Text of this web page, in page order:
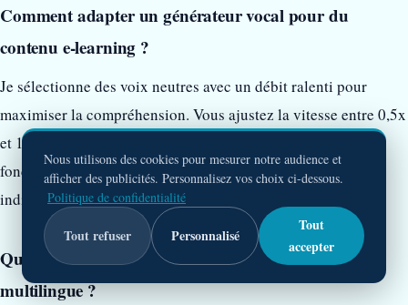
Comment adapter un générateur vocal pour du
contenu e-learning ?
Je sélectionne des voix neutres avec un débit ralenti pour
maximiser la compréhension. Vous ajustez la vitesse entre 0,5x
et 1x et privilégiez la clarté sur l’aspect émotionnel. Les
fonctionnalités de pause et d’emphase deviennent
indispensables pour structurer votre contenu pédagogique.
Quels critères vérifier pour un usage professionnel
multilingue ?
Nous utilisons des cookies pour mesurer notre audience et
afficher des publicités. Personnalisez vos choix ci-dessous.
Politique de confidentialité
Tout refuser Personnalisé
Tout
accepter